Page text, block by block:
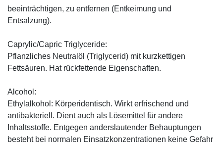
beeinträchtigen, zu entfernen (Entkeimung und
Entsalzung).
Caprylic/Capric Triglyceride:
Pflanzliches Neutralöl (Triglycerid) mit kurzkettigen
Fettsäuren. Hat rückfettende Eigenschaften.
Alcohol:
Ethylalkohol: Körperidentisch. Wirkt erfrischend und
antibakteriell. Dient auch als Lösemittel für andere
Inhaltsstoffe. Entgegen anderslautender Behauptungen
besteht bei normalen Einsatzkonzentrationen keine Gefahr